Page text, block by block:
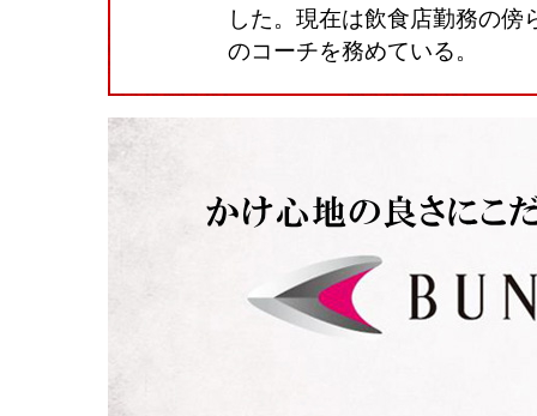
した。現在は飲食店勤務の
のコーチを務めている。